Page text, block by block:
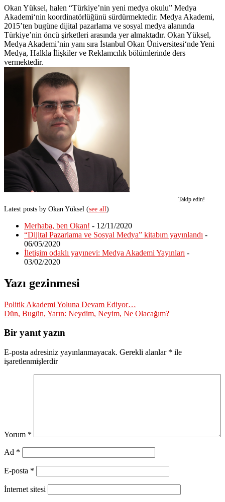
Okan Yüksel, halen “Türkiye’nin yeni medya okulu” Medya
Akademi‘nin koordinatörlüğünü sürdürmektedir. Medya Akademi,
2015’ten bugüne dijital pazarlama ve sosyal medya alanında
Türkiye’nin öncü şirketleri arasında yer almaktadır. Okan Yüksel,
Medya Akademi’nin yanı sıra İstanbul Okan Üniversitesi‘nde Yeni
Medya, Halkla İlişkiler ve Reklamcılık bölümlerinde ders
vermektedir.
Takip edin!
Latest posts by Okan Yüksel (see all)
Merhaba, ben Okan! - 12/11/2020
“Dijital Pazarlama ve Sosyal Medya” kitabım yayınlandı -
06/05/2020
İletişim odaklı yayınevi: Medya Akademi Yayınları -
03/02/2020
Yazı gezinmesi
Politik Akademi Yoluna Devam Ediyor…
Dün, Bugün, Yarın: Neydim, Neyim, Ne Olacağım?
Bir yanıt yazın
E-posta adresiniz yayınlanmayacak. Gerekli alanlar * ile
işaretlenmişlerdir
Yorum *
Ad *
E-posta *
İnternet sitesi